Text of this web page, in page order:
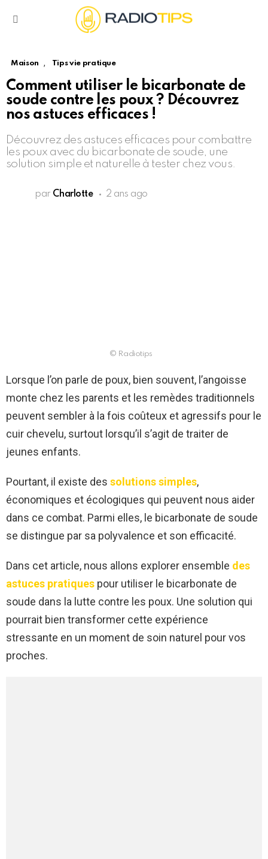
Maison , Tips vie pratique
Comment utiliser le bicarbonate de
soude contre les poux ? Découvrez
nos astuces efficaces !
Découvrez des astuces efficaces pour combattre
les poux avec du bicarbonate de soude, une
solution simple et naturelle à tester chez vous.
par Charlotte 2 ans ago
© Radiotips
Lorsque l’on parle de poux, bien souvent, l’angoisse
monte chez les parents et les remèdes traditionnels
peuvent sembler à la fois coûteux et agressifs pour le
cuir chevelu, surtout lorsqu’il s’agit de traiter de
jeunes enfants.
Pourtant, il existe des solutions simples,
économiques et écologiques qui peuvent nous aider
dans ce combat. Parmi elles, le bicarbonate de soude
se distingue par sa polyvalence et son efficacité.
Dans cet article, nous allons explorer ensemble des
astuces pratiques pour utiliser le bicarbonate de
soude dans la lutte contre les poux. Une solution qui
pourrait bien transformer cette expérience
stressante en un moment de soin naturel pour vos
proches.